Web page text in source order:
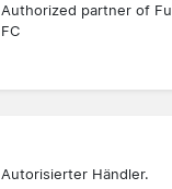
Authorized partner of
FC
Autorisierter Händler.